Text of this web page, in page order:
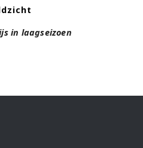
in laagseizoen